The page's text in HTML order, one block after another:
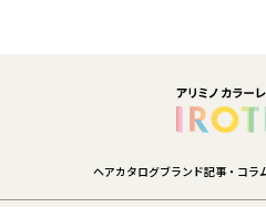
ヘアカタログブランド記事・コラ